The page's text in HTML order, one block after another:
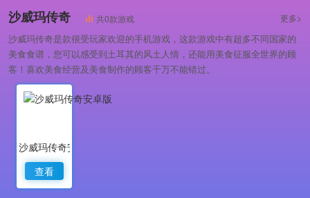
沙威玛传奇 共0款游戏 更多>
沙威玛传奇是款很受玩家欢迎的手机游戏，这款游戏中有超多不同国家的
美食食谱，您可以感受到土耳其的风土人情，还能用美食征服全世界的顾
客！喜欢美食经营及美食制作的顾客千万不能错过。
沙威玛传奇安卓版
查看